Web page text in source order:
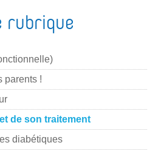
r
m
rubrique
parents !
de son traitement
diabétiques